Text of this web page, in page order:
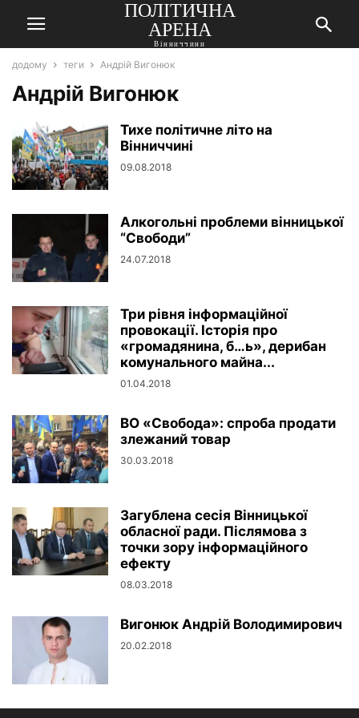
ПОЛІТИЧНА
АРЕНА
Вінниччини
додому теги Андрій Вигонюк
Андрій Вигонюк
Тихе політичне літо на
Вінниччині
09.08.2018
Алкогольні проблеми вінницької
“Свободи”
24.07.2018
Три рівня інформаційної
провокації. Історія про
«громадянина, б…ь», дерибан
комунального майна...
01.04.2018
ВО «Свобода»: спроба продати
злежаний товар
30.03.2018
Загублена сесія Вінницької
обласної ради. Післямова з
точки зору інформаційного
ефекту
08.03.2018
Вигонюк Андрій Володимирович
20.02.2018